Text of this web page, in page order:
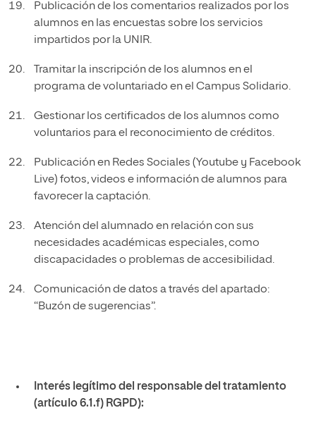
Publicación de los comentarios realizados por los
alumnos en las encuestas sobre los servicios
impartidos por la UNIR.
Tramitar la inscripción de los alumnos en el
programa de voluntariado en el Campus Solidario.
Gestionar los certificados de los alumnos como
voluntarios para el reconocimiento de créditos.
Publicación en Redes Sociales (Youtube y Facebook
Live) fotos, videos e información de alumnos para
favorecer la captación.
Atención del alumnado en relación con sus
necesidades académicas especiales, como
discapacidades o problemas de accesibilidad.
Comunicación de datos a través del apartado:
“Buzón de sugerencias”.
Interés legítimo del responsable del tratamiento
(artículo 6.1.f) RGPD):